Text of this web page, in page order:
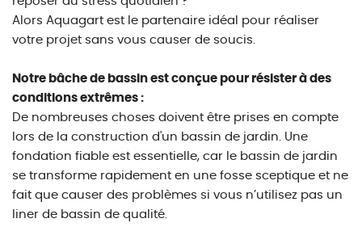
Alors Aquagart est le partenaire idéal pour réaliser
votre projet sans vous causer de soucis.
Notre bâche de bassin est conçue pour résister à des
conditions extrêmes :
De nombreuses choses doivent être prises en compte
lors de la construction d'un bassin de jardin. Une
fondation fiable est essentielle, car le bassin de jardin
se transforme rapidement en une fosse sceptique et ne
fait que causer des problèmes si vous n’utilisez pas un
liner de bassin de qualité.